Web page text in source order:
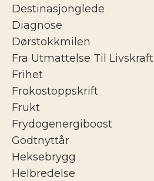
Destinasjonglede
Diagnose
Dørstokkmilen
Fra Utmattelse Til Livskraft
Frihet
Frokostoppskrift
Frukt
Frydogenergiboost
Godtnyttår
Heksebrygg
Helbredelse